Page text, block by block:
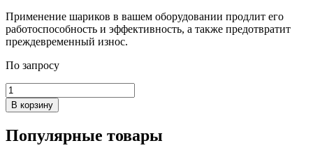
Применение шариков в вашем оборудовании продлит его
работоспособность и эффективность, а также предотвратит
преждевременный износ.
По запросу
Количество
товара
Шарик
Ø
В корзину
Популярные товары